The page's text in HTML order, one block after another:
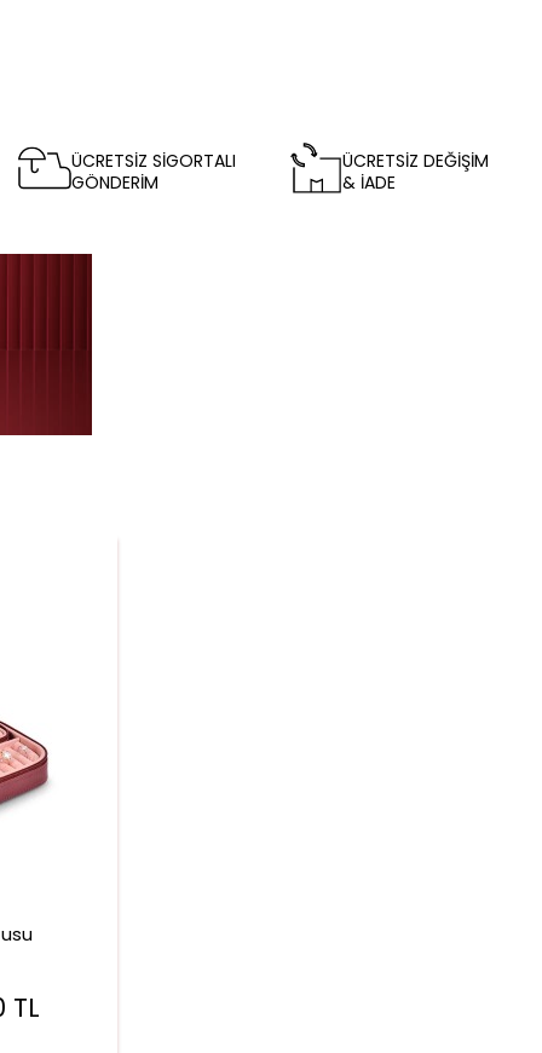
ÜCRETSİZ SİGORTALI
GÖNDERİM
ÜCRETSİZ DEĞİŞİM
& İADE
TL